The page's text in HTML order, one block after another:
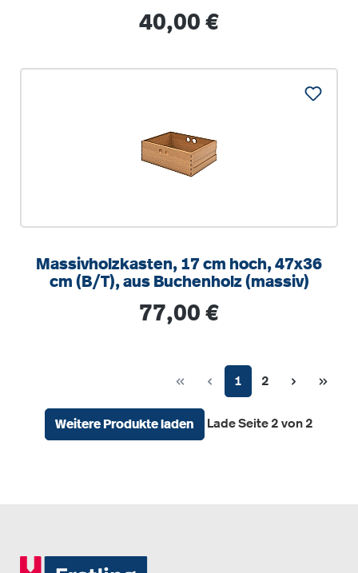
Regulärer Preis:
40,00 €
Massivholzkasten, 17 cm hoch, 47x36
cm (B/T), aus Buchenholz (massiv)
Regulärer Preis:
77,00 €
Seite
1 Seite
2
Weitere Produkte laden Lade Seite 2 von 2